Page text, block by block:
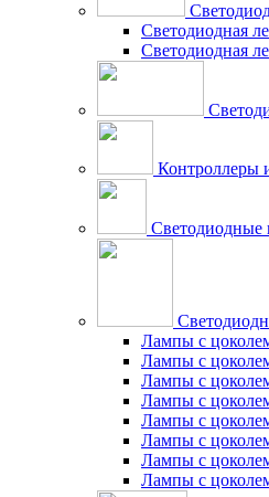
Светодиодная
Светодиодная
Контроллеры
Светодиодные
Лампы с
Лампы с
Лампы с
Лампы с
Лампы с
Лампы с
Лампы с
Лампы с